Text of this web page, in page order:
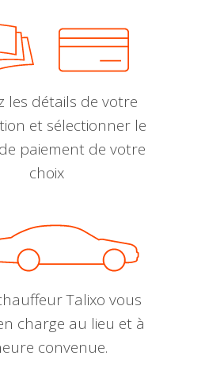
les détails de votre
et sélectionner le
paiement de votre
choix
Talixo vous
charge au lieu et à
convenue.